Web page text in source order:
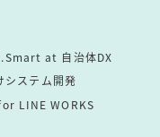
at 自治体DX
システム開発
LINE WORKS